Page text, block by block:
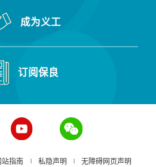
成为义工
订阅保良
站指南 私隐声明 无障碍网页声明